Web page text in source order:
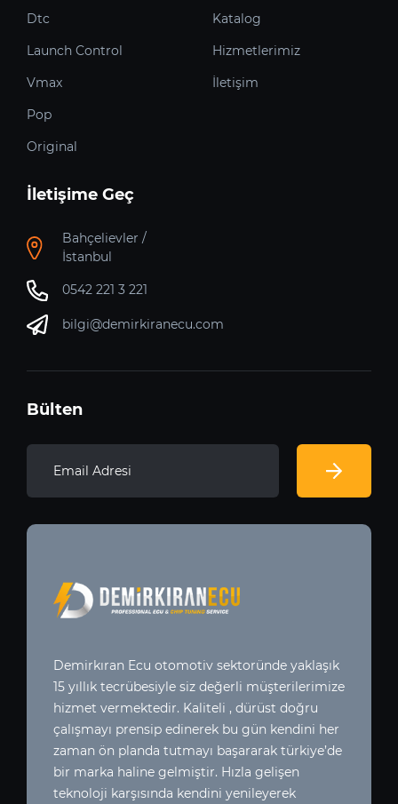
Dtc
Launch Control
Vmax
Pop
Original
Katalog
Hizmetlerimiz
İletişim
İletişime Geç
Bahçelievler /
İstanbul
0542 221 3 221
bilgi@demirkiranecu.com
Bülten
Demirkıran Ecu otomotiv sektoründe yaklaşık
15 yıllık tecrübesiyle siz değerli müşterilerimize
hizmet vermektedir. Kaliteli , dürüst doğru
çalışmayı prensip edinerek bu gün kendini her
zaman ön planda tutmayı başararak türkiye’de
bir marka haline gelmiştir. Hızla gelişen
teknoloji karşısında kendini yenileyerek